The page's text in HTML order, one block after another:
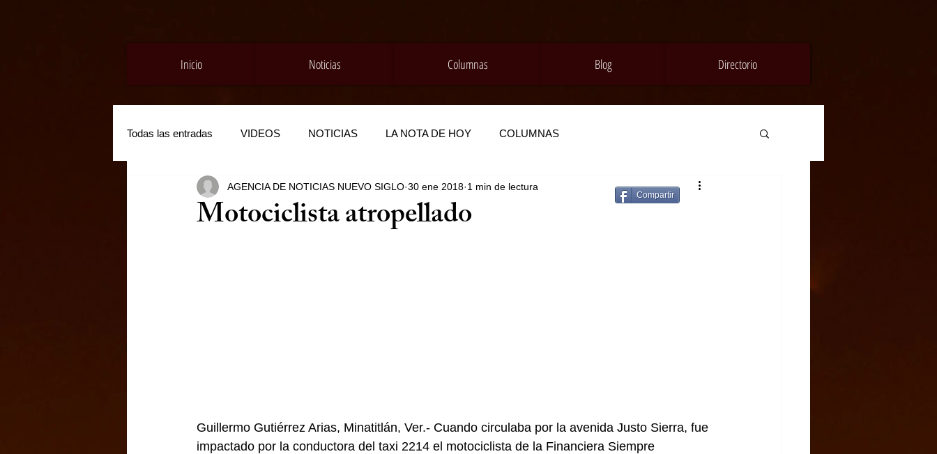
Inicio Noticias Columnas Blog Directorio
Todas las entradas VIDEOS NOTICIAS LA NOTA DE HOY COLUMNAS
Motociclista atropellado
AGENCIA DE NOTICIAS NUEVO SIGLO 30 ene 2018 1 min de lectura
Guillermo Gutiérrez Arias, Minatitlán, Ver.- Cuando circulaba por la avenida Justo Sierra, fue
impactado por la conductora del taxi 2214 el motociclista de la Financiera Siempre
Compartir